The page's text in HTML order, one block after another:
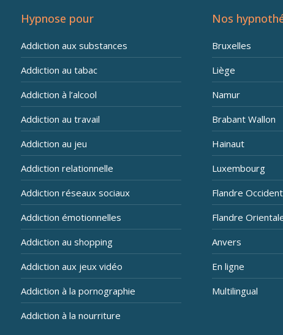
Hypnose pour
Addiction aux substances
Addiction au tabac
Addiction à l’alcool
Addiction au travail
Addiction au jeu
Addiction relationnelle
Addiction réseaux sociaux
Addiction émotionnelles
Addiction au shopping
Addiction aux jeux vidéo
Addiction à la pornographie
Addiction à la nourriture
Nos
Bruxelles
Liège
Namur
Brabant Wallon
Hainaut
Luxembourg
Flandre
Flandre
Anvers
En ligne
Multilingual